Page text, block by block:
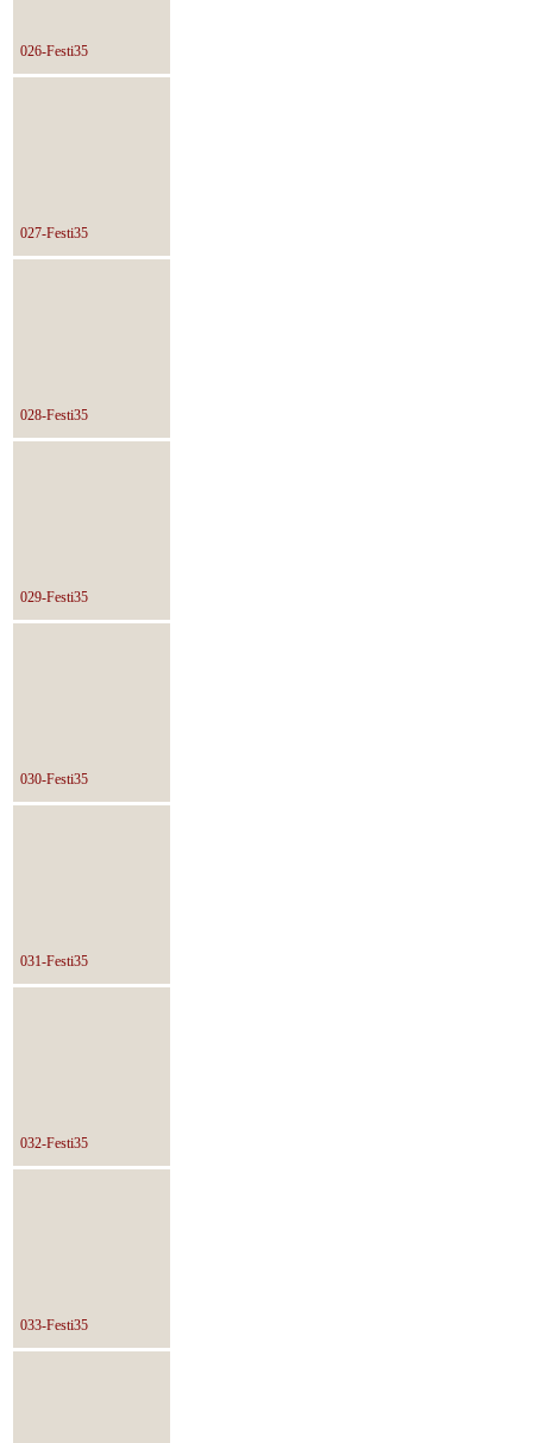
026-Festi35
027-Festi35
028-Festi35
029-Festi35
030-Festi35
031-Festi35
032-Festi35
033-Festi35